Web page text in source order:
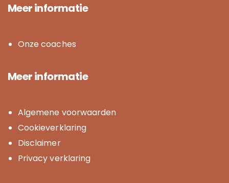
Meer informatie
Onze coaches
Meer informatie
Algemene voor­waar­den
Cookie­ver­kla­ring
Disclaimer
Privacy verklaring